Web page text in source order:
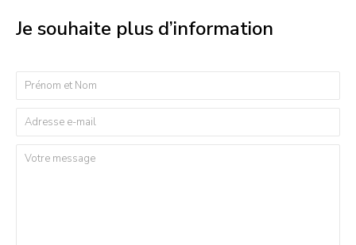
Je souhaite plus d’information